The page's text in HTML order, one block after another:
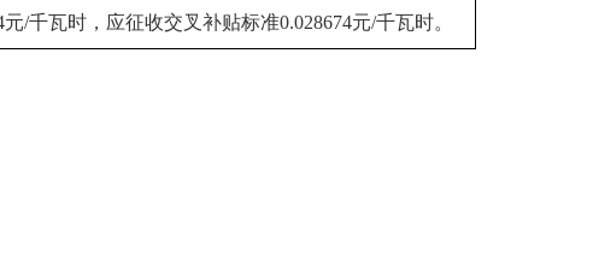
/千瓦时，应征收交叉补贴标准0.028674元/千瓦时。